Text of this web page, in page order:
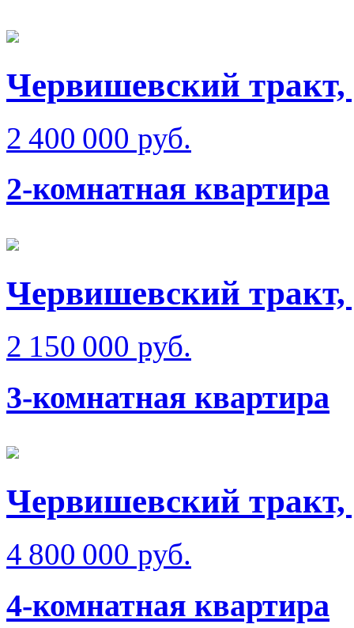
Червишевский
2 400 000 руб.
2-комнатная квартира
Червишевский
2 150 000 руб.
3-комнатная квартира
Червишевский
4 800 000 руб.
4-комнатная квартира